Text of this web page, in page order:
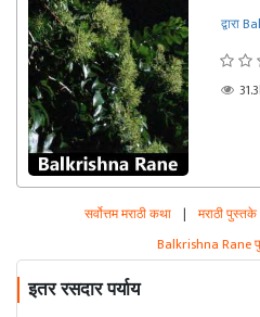
द्वारा
सर्वोत्तम मराठी कथा | मराठी
Balkrishna Rane
इतर रसदार पर्याय